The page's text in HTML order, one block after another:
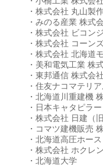
・株式会社 丸山製
・みのる産業 株式
・株式会社 ビコン
・株式会社 コーン
・株式会社 北海道
・美和電気工業 株
・東邦通信 株式会社
・住友ナコマテリ
・北海道川重建機
・日本キャタピラ
・株式会社 日建（
・コマツ建機販売
・北海道高圧ホー
・株式会社 ホクレ
・北海道大学